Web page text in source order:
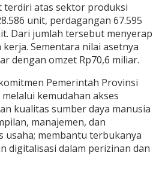
terdiri atas sektor produksi
unit, perdagangan 67.595
Dari jumlah tersebut menyerap
Sementara nilai asetnya
dengan omzet Rp70,6 miliar.
Pemerintah Provinsi
kemudahan akses
kualitas sumber daya manusia
manajemen, dan
usaha; membantu terbukanya
digitalisasi dalam perizinan dan